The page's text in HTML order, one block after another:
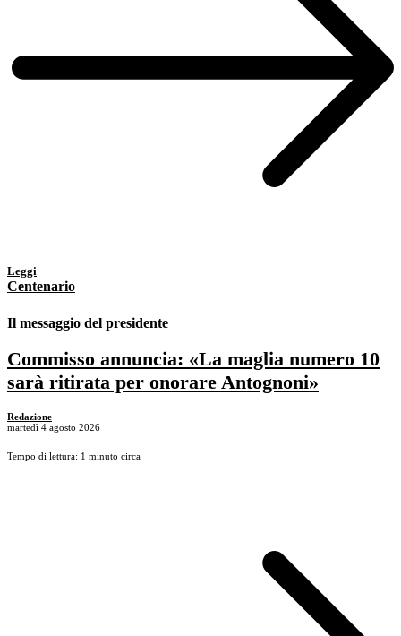
Leggi
Centenario
Il messaggio del presidente
Commisso annuncia: «La maglia numero 10
sarà ritirata per onorare Antognoni»
Redazione
martedì 4 agosto 2026
Tempo di lettura: 1 minuto circa